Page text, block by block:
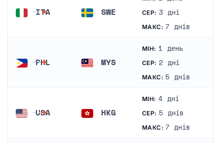
ITA SWE СЕР: 3 дні
МАКС: 7 днів
PHL MYS
МІН: 1 день
СЕР: 2 дні
МАКС: 5 днів
USA HKG
МІН: 4 дні
СЕР: 5 днів
МАКС: 7 днів